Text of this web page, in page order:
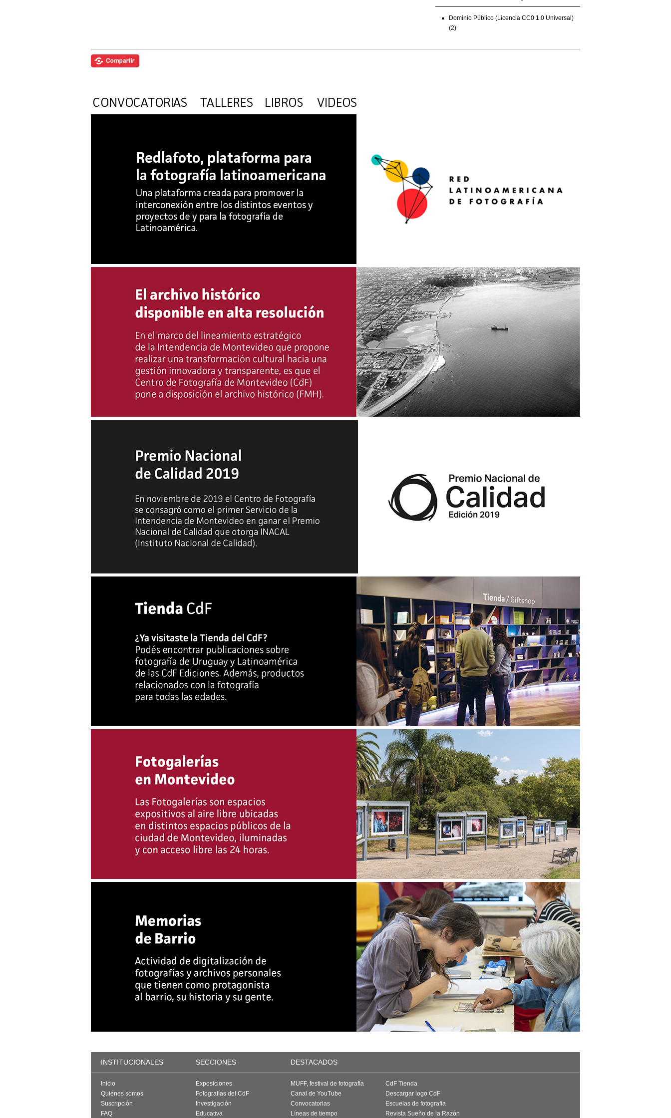
Dominio Público (Licencia CC0 1.0 Universal)
(2)
INSTITUCIONALES SECCIONES DESTACADOS
Inicio
Quiénes somos
Suscripción
FAQ
Exposiciones
Fotografías del CdF
Investigación
Educativa
MUFF, festival de fotografía
Canal de YouTube
Convocatorias
Líneas de tiempo
CdF Tienda
Descargar logo CdF
Escuelas de fotografía
Revista Sueño de la Razón